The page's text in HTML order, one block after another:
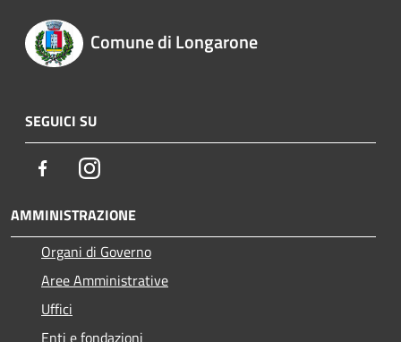
Comune di Longarone
SEGUICI SU
FacebookInstagram
AMMINISTRAZIONE
Organi di Governo
Aree Amministrative
Uffici
Enti e fondazioni